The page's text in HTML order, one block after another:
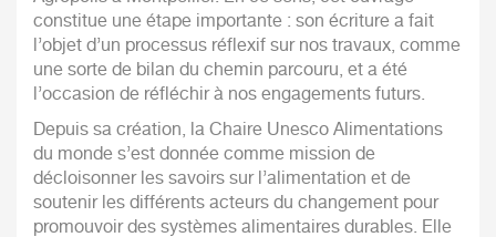
constitue une étape importante : son écriture a fait
l’objet d’un processus réflexif sur nos travaux, comme
une sorte de bilan du chemin parcouru, et a été
l’occasion de réfléchir à nos engagements futurs.
Depuis sa création, la Chaire Unesco Alimentations
du monde s’est donnée comme mission de
décloisonner les savoirs sur l’alimentation et de
soutenir les différents acteurs du changement pour
promouvoir des systèmes alimentaires durables. Elle